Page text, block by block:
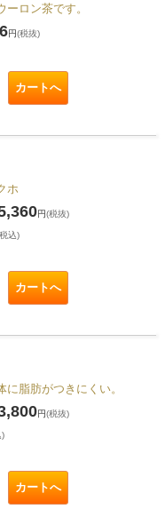
ロン茶です。
円(税抜)
カートへ
ホ
円(税抜)
込)
カートへ
脂肪がつきにくい。
円(税抜)
)
カートへ